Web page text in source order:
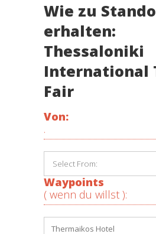
Wie zu
erhalten:
Thessaloniki
International
Fair
Von:
.
Waypoints
( wenn du willst ):